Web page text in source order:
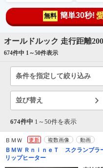
無料 簡単30秒!
オールドルック 走行距離
674件中 1～50件表示
条件を指定して絞り込み
並び替え
674件中 1～ 50件を表示
ＢＭＷ 更新 複数画像 動画
ＢＭＷ ＲｎｉｎｅＴ スクランブ
リップヒーター